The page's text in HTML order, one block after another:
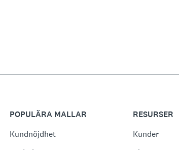
POPULÄRA MALLAR
Kundnöjdhet
RESURSER
Kunder